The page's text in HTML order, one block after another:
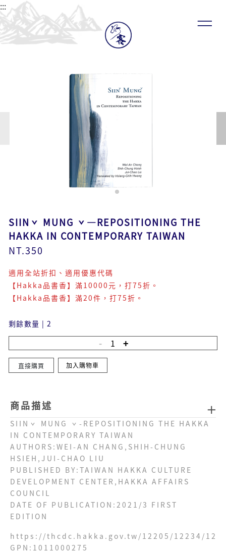
:::
SIINˇ MUNG ˇ—REPOSITIONING THE
HAKKA IN CONTEMPORARY TAIWAN
NT.350
適用全站折扣、適用優惠代碼
【Hakka品書香】滿10000元，打75折。
【Hakka品書香】滿20件，打75折。
剩餘數量 | 2
直接購買 加入購物車
商品描述
SIINˇ MUNG ˇ-REPOSITIONING THE HAKKA
IN CONTEMPORARY TAIWAN
AUTHORS:WEI-AN CHANG,SHIH-CHUNG
HSIEH,JUI-CHAO LIU
PUBLISHED BY:TAIWAN HAKKA CULTURE
DEVELOPMENT CENTER,HAKKA AFFAIRS
COUNCIL
DATE OF PUBLICATION:2021/3 FIRST
EDITION
https://thcdc.hakka.gov.tw/12205/12234/
GPN:1011000275